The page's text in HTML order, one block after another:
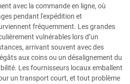
avec la commande en ligne, où
pendant l'expédition et
fréquemment. Les grandes
vulnérables lors d’un
arrivant souvent avec des
aux coins ou un désalignement du
Les fournisseurs locaux emballent
un transport court, et tout problème